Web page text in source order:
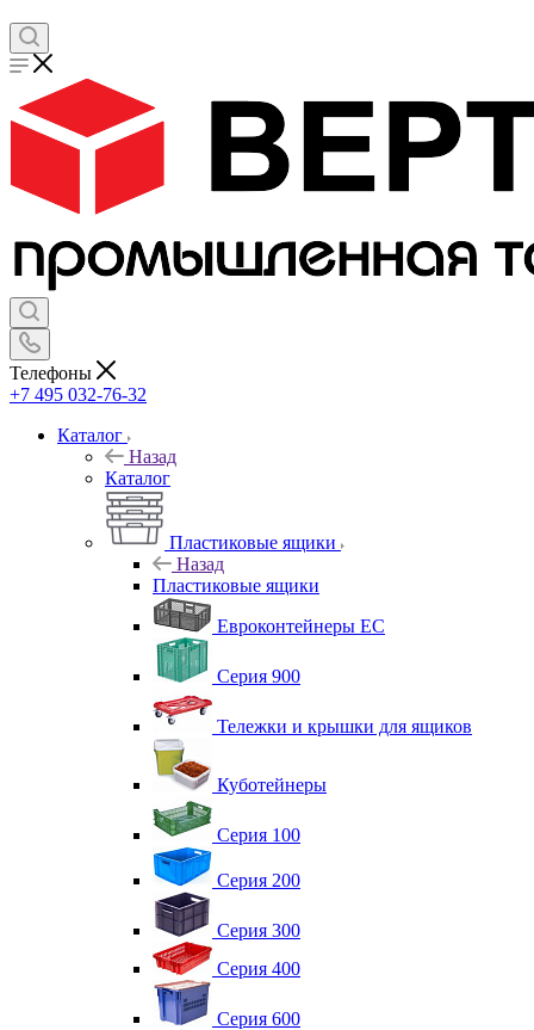
Телефоны
+7 495 032-76-32
Каталог
Назад
Каталог
Пластиковые ящики
Назад
Пластиковые ящики
Евроконтейнеры ЕС
Серия 900
Тележки и крышки для ящиков
Куботейнеры
Серия 100
Серия 200
Серия 300
Серия 400
Серия 600